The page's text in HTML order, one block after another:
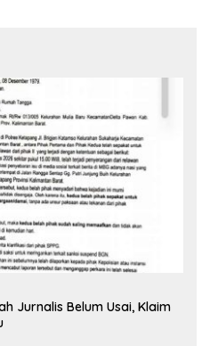
Jurnalis Belum Usai, Klaim